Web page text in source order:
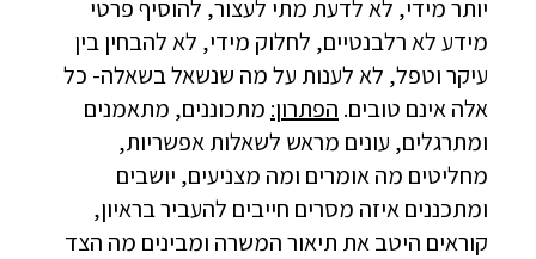
יותר מידי, לא לדעת מתי לעצור, להוסיף פרטי
מידע לא רלבנטיים, לחלוק מידי, לא להבחין בין
עיקר וטפל, לא לענות על מה שנשאל בשאלה- כל
אלה אינם טובים. הפתרון: מתכוננים, מתאמנים
ומתרגלים, עונים מראש לשאלות אפשריות,
מחליטים מה אומרים ומה מצניעים, יושבים
ומתכננים איזה מסרים חייבים להעביר בראיון,
קוראים היטב את תיאור המשרה ומבינים מה הצד